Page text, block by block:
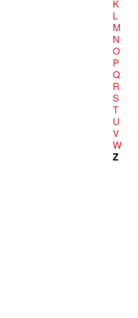
K
L
M
N
O
P
Q
R
S
T
U
V
W
Z